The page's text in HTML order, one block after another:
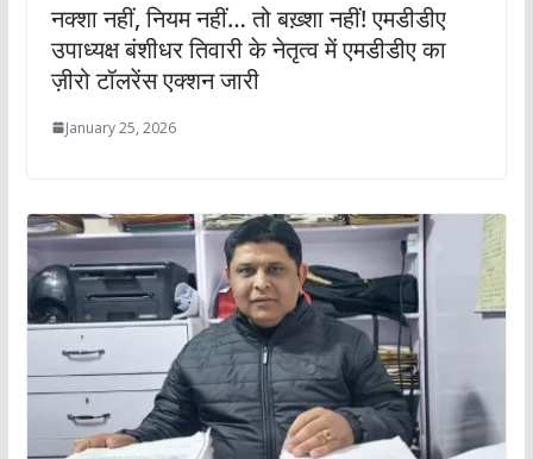
नक्शा नहीं, नियम नहीं… तो बख़्शा नहीं! एमडीडीए
उपाध्यक्ष बंशीधर तिवारी के नेतृत्व में एमडीडीए का
ज़ीरो टॉलरेंस एक्शन जारी
January 25, 2026